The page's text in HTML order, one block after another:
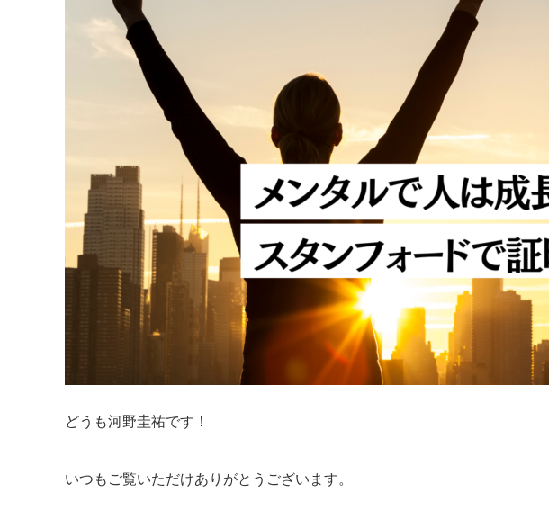
どうも河野圭祐です！
いつもご覧いただけありがとうございます。